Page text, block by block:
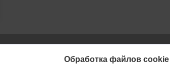
Обработка файлов cookie